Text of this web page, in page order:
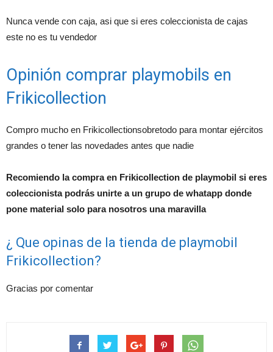
Nunca vende con caja, asi que si eres coleccionista de cajas
este no es tu vendedor
Opinión comprar playmobils en
Frikicollection
Compro mucho en Frikicollectionsobretodo para montar ejércitos
grandes o tener las novedades antes que nadie
Recomiendo la compra en Frikicollection de playmobil si eres
coleccionista podrás unirte a un grupo de whatapp donde
pone material solo para nosotros una maravilla
¿ Que opinas de la tienda de playmobil
Frikicollection?
Gracias por comentar